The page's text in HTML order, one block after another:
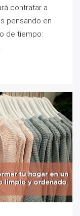
contratar a
pensando en
de tiempo: